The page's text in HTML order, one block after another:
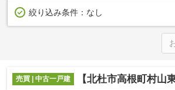
絞り込み条件： なし
売買 | 中古一戸建 【北杜市高根町村山東割】敷地内で家庭